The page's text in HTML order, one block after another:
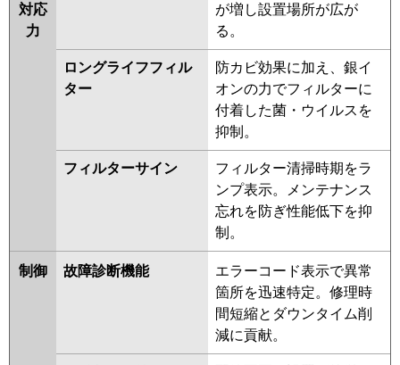
対応
力
が増し設置場所が広が
る。
ロングライフフィル
ター
防カビ効果に加え、銀イ
オンの力でフィルターに
付着した菌・ウイルスを
抑制。
フィルターサイン
フィルター清掃時期をラ
ンプ表示。メンテナンス
忘れを防ぎ性能低下を抑
制。
制御 故障診断機能
エラーコード表示で異常
箇所を迅速特定。修理時
間短縮とダウンタイム削
減に貢献。